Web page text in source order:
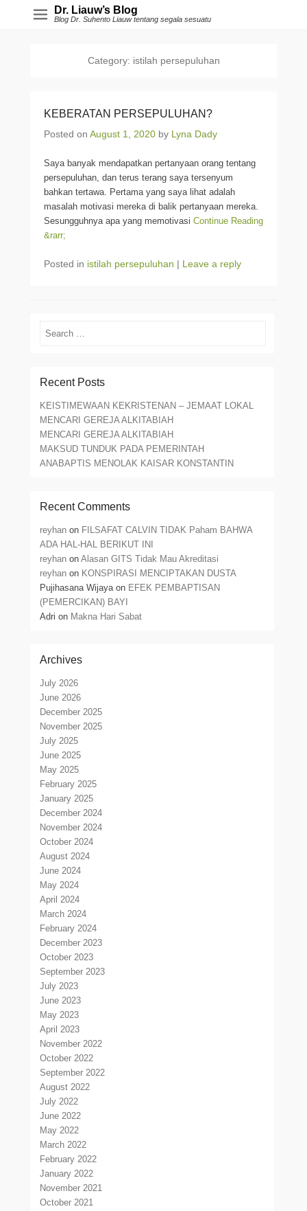
Dr. Liauw’s Blog
Blog Dr. Suhento Liauw tentang segala sesuatu
Category: istilah persepuluhan
KEBERATAN PERSEPULUHAN?
Posted on August 1, 2020 by Lyna Dady
Saya banyak mendapatkan pertanyaan orang tentang
persepuluhan, dan terus terang saya tersenyum
bahkan tertawa. Pertama yang saya lihat adalah
masalah motivasi mereka di balik pertanyaan mereka.
Sesungguhnya apa yang memotivasi Continue Reading
&rarr;
Posted in istilah persepuluhan | Leave a reply
Search
Recent Posts
KEISTIMEWAAN KEKRISTENAN – JEMAAT LOKAL
MENCARI GEREJA ALKITABIAH
MENCARI GEREJA ALKITABIAH
MAKSUD TUNDUK PADA PEMERINTAH
ANABAPTIS MENOLAK KAISAR KONSTANTIN
Recent Comments
reyhan on FILSAFAT CALVIN TIDAK Paham BAHWA
ADA HAL-HAL BERIKUT INI
reyhan onAlasan GITS Tidak Mau Akreditasi
reyhan on KONSPIRASI MENCIPTAKAN DUSTA
Pujihasana Wijayaon EFEK PEMBAPTISAN
(PEMERCIKAN) BAYI
Adri on Makna Hari Sabat
Archives
July 2026
June 2026
December 2025
November 2025
July 2025
June 2025
May 2025
February 2025
January 2025
December 2024
November 2024
October 2024
August 2024
June 2024
May 2024
April 2024
March 2024
February 2024
December 2023
October 2023
September 2023
July 2023
June 2023
May 2023
April 2023
November 2022
October 2022
September 2022
August 2022
July 2022
June 2022
May 2022
March 2022
February 2022
January 2022
November 2021
October 2021